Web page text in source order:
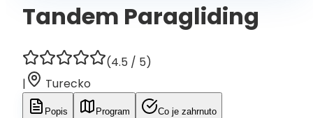
Tandem Paragliding
(4.5 / 5)
|
Turecko
Popis Program Co je zahrnuto